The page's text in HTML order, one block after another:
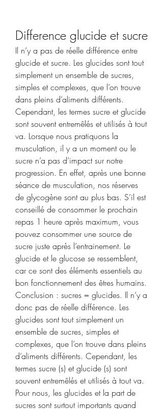
Difference glucide et sucre
Il n’y a pas de réelle différence entre
glucide et sucre. Les glucides sont tout
simplement un ensemble de sucres,
simples et complexes, que l’on trouve
dans pleins d’aliments différents.
Cependant, les termes sucre et glucide
sont souvent entremêlés et utilisés à tout
va. Lorsque nous pratiquons la
musculation, il y a un moment ou le
sucre n’a pas d’impact sur notre
progression. En effet, après une bonne
séance de musculation, nos réserves
de glycogène sont au plus bas. S’il est
conseillé de consommer le prochain
repas 1 heure après maximum, vous
pouvez consommer une source de
sucre juste après l’entrainement. Le
glucide et le glucose se ressemblent,
car ce sont des éléments essentiels au
bon fonctionnement des êtres humains.
Conclusion : sucres = glucides. Il n’y a
donc pas de réelle différence. Les
glucides sont tout simplement un
ensemble de sucres, simples et
complexes, que l’on trouve dans pleins
d’aliments différents. Cependant, les
termes sucre (s) et glucide (s) sont
souvent entremêlés et utilisés à tout va.
Pour nous, les glucides et la part de
sucres sont surtout importants quand